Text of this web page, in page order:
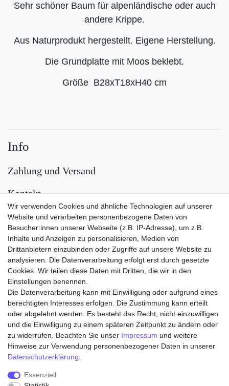
Sehr schöner Baum für alpenländische oder auch
andere Krippe.
Aus Naturprodukt hergestellt. Eigene Herstellung.
Die Grundplatte mit Moos beklebt.
Größe B28xT18xH40 cm
Wir verwenden Cookies und ähnliche Technologien auf unserer
Website und verarbeiten personenbezogene Daten von
Besucher:innen unserer Webseite (z.B. IP-Adresse), um z.B.
Inhalte und Anzeigen zu personalisieren, Medien von
Drittanbietern einzubinden oder Zugriffe auf unsere Website zu
analysieren. Die Datenverarbeitung erfolgt erst durch gesetzte
Cookies. Wir teilen diese Daten mit Dritten, die wir in den
Einstellungen benennen.
Die Datenverarbeitung kann mit Einwilligung oder aufgrund eines
berechtigten Interesses erfolgen. Die Zustimmung kann erteilt
oder abgelehnt werden. Es besteht das Recht, nicht einzuwilligen
und die Einwilligung zu einem späteren Zeitpunkt zu ändern oder
zu widerrufen. Beachten Sie unser Impressum und weitere
Hinweise zur Verwendung personenbezogener Daten in unserer
Daten­schutz­erklärung
Essenziell
Info
Zahlung und Versand
Kontakt
Versand
Zahlungsarten